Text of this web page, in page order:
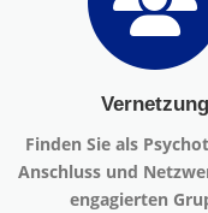
Vernetzung
Finden Sie als
Anschluss und
engagierten